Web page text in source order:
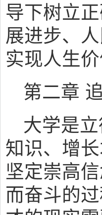
导下树立
展进步、
实现人生价
第二章
大学是
知识、增
坚定崇高
而奋斗的